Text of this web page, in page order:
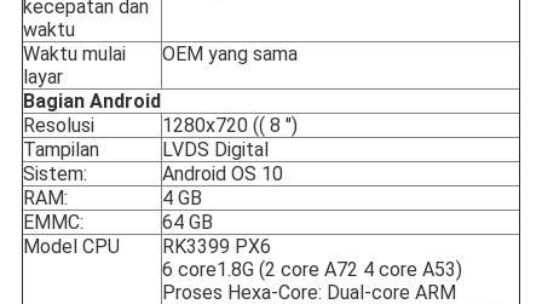
kecepatan dan
waktu
Waktu mulai
layar
OEM yang sama
Bagian Android
Resolusi
1280x720 (( 8 ′′)
Tampilan
LVDS Digital
Sistem:
Android OS 10
RAM:
4 GB
EMMC:
64 GB
Model CPU
RK3399 PX6
6 core1.8G (2 core A72 4 core A53)
Proses Hexa-Core: Dual-core ARM